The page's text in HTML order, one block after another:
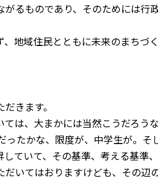
るものであり、そのためには行
地域住民とともに未来のまちづ
きます。
は、大まかには当然こうだろうな
ったかな、限度が、中学生が。そ
ていて、その基準、考える基準
いてはおりますけども、その辺